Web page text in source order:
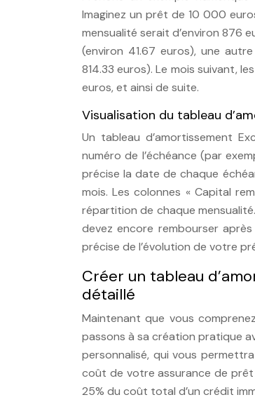
Imaginez un prêt de 10 000
mensualité serait d’environ 876
(environ 41.67 euros), une
814.33 euros). Le mois suivant,
euros, et ainsi de suite.
Visualisation du tableau
Un tableau d’amortissement
numéro de l’échéance (par
précise la date de chaque
mois. Les colonnes « Capital
répartition de chaque
devez encore rembourser
précise de l’évolution de votre
Créer un tableau
détaillé
Maintenant que vous
passons à sa création pratique
personnalisé, qui vous
coût de votre assurance de prêt
25% du coût total d’un crédit